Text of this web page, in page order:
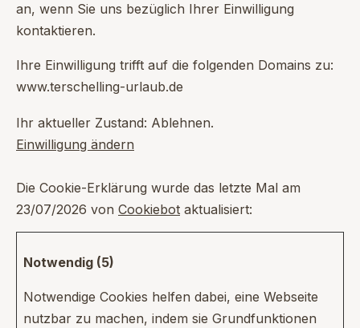
an, wenn Sie uns bezüglich Ihrer Einwilligung
kontaktieren.
Ihre Einwilligung trifft auf die folgenden Domains zu:
www.terschelling-urlaub.de
Ihr aktueller Zustand: Ablehnen.
Einwilligung ändern
Die Cookie-Erklärung wurde das letzte Mal am
23/07/2026 von Cookiebot aktualisiert:
Notwendig (5)
Notwendige Cookies helfen dabei, eine Webseite
nutzbar zu machen, indem sie Grundfunktionen